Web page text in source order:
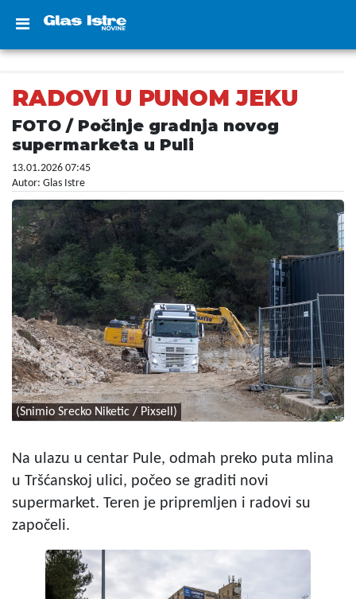
RADOVI U PUNOM JEKU
FOTO / Počinje gradnja novog
supermarketa u Puli
13.01.2026 07:45
Autor: Glas Istre
(Snimio Srecko Niketic / Pixsell)
Na ulazu u centar Pule, odmah preko puta mlina
u Tršćanskoj ulici, počeo se graditi novi
supermarket. Teren je pripremljen i radovi su
započeli.